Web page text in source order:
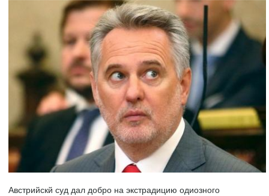
Австрийскй суд дал добро на экстрадицию одиозного